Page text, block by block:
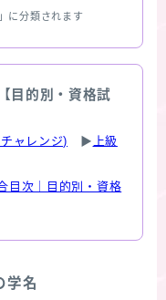
に分類されます
目的別・資格試
チャレンジ) ▶ 上級
目次｜目的別・資格
学名